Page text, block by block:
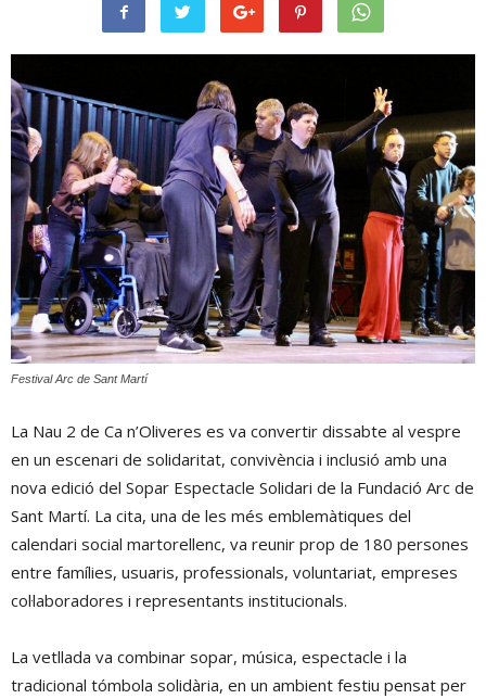
Festival Arc de Sant Martí
La Nau 2 de Ca n’Oliveres es va convertir dissabte al vespre
en un escenari de solidaritat, convivència i inclusió amb una
nova edició del Sopar Espectacle Solidari de la Fundació Arc de
Sant Martí. La cita, una de les més emblemàtiques del
calendari social martorellenc, va reunir prop de 180 persones
entre famílies, usuaris, professionals, voluntariat, empreses
col·laboradores i representants institucionals.
La vetllada va combinar sopar, música, espectacle i la
tradicional tómbola solidària, en un ambient festiu pensat per